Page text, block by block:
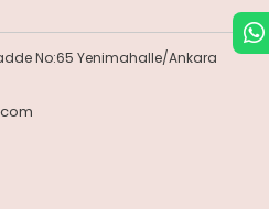
No:65 Yenimahalle/Ankara